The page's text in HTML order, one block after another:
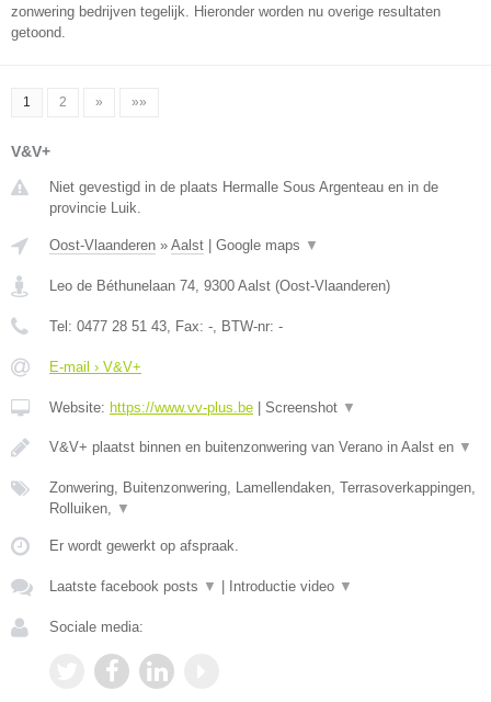
zonwering bedrijven tegelijk. Hieronder worden nu overige resultaten
getoond.
1 2 » »»
V&V+
Niet gevestigd in de plaats Hermalle Sous Argenteau en in de
provincie Luik.
Oost-Vlaanderen » Aalst Google maps ▼
Leo de Béthunelaan 74, 9300 Aalst (Oost-Vlaanderen)
Tel: 0477 28 51 43, Fax: -, BTW-nr: -
E-mail › V&V+
Website: https://www.vv-plus.be Screenshot ▼
V&V+ plaatst binnen en buitenzonwering van Verano in Aalst en ▼
Zonwering, Buitenzonwering, Lamellendaken, Terrasoverkappingen,
Rolluiken, ▼
Er wordt gewerkt op afspraak.
Laatste facebook posts ▼ Introductie video ▼
Sociale media: